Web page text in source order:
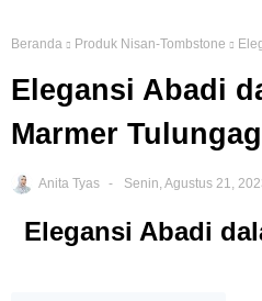
Beranda Produk Nisan-Tombstone
Elegansi Abadi
Marmer
Anita Tyas Senin, Agustus 21,
Elegansi Abadi